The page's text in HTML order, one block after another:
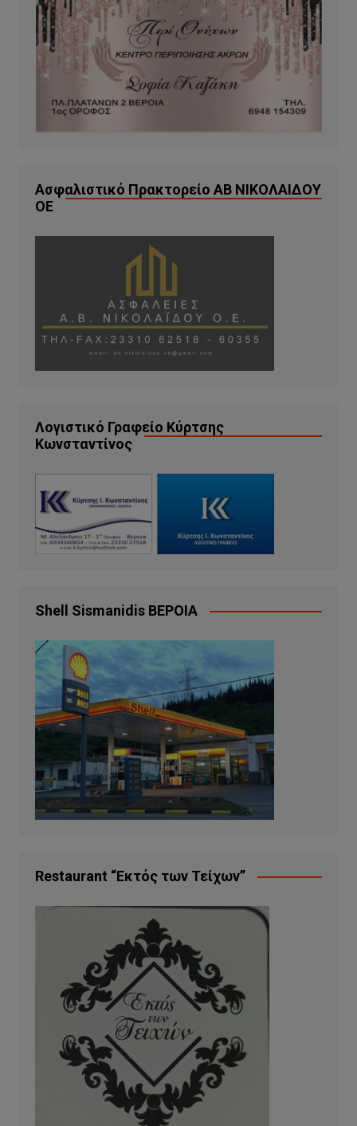
Ασφαλιστικό Πρακτορείο ΑΒ ΝΙΚΟΛΑΙΔΟΥ
ΟΕ
Λογιστικό Γραφείο Κύρτσης
Κωνσταντίνος
Shell Sismanidis ΒΕΡΟΙΑ
Restaurant “Εκτός των Τείχων”